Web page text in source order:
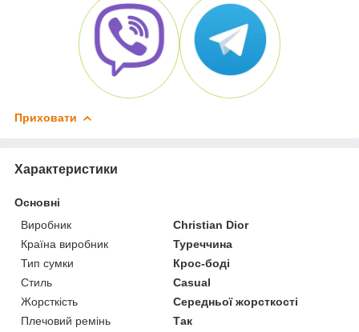
Приховати
Характеристики
Основні
Виробник
Christian Dior
Країна виробник
Туреччина
Тип сумки
Крос-боді
Стиль
Casual
Жорсткість
Середньої жорсткості
Плечовий ремінь
Так